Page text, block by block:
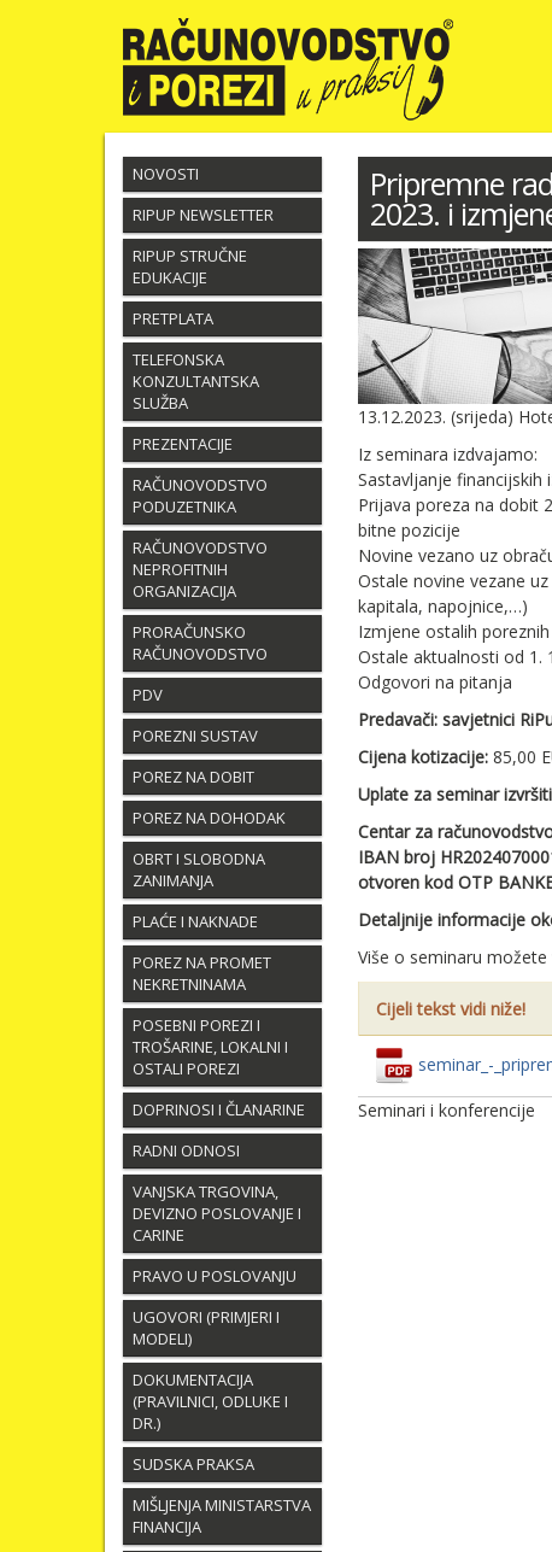
NOVOSTI
RIPUP NEWSLETTER
RIPUP STRUČNE
EDUKACIJE
PRETPLATA
TELEFONSKA
KONZULTANTSKA
SLUŽBA
PREZENTACIJE
RAČUNOVODSTVO
PODUZETNIKA
RAČUNOVODSTVO
NEPROFITNIH
ORGANIZACIJA
PRORAČUNSKO
RAČUNOVODSTVO
PDV
POREZNI SUSTAV
POREZ NA DOBIT
POREZ NA DOHODAK
OBRT I SLOBODNA
ZANIMANJA
PLAĆE I NAKNADE
POREZ NA PROMET
NEKRETNINAMA
POSEBNI POREZI I
TROŠARINE, LOKALNI I
OSTALI POREZI
DOPRINOSI I ČLANARINE
RADNI ODNOSI
VANJSKA TRGOVINA,
DEVIZNO POSLOVANJE I
CARINE
PRAVO U POSLOVANJU
UGOVORI (PRIMJERI I
MODELI)
DOKUMENTACIJA
(PRAVILNICI, ODLUKE I
DR.)
SUDSKA PRAKSA
MIŠLJENJA MINISTARSTVA
FINANCIJA
Pripremne
2023. i
13.12.2023. (srijeda)
Iz seminara izdvajamo:
Sastavljanje financijskih
Prijava poreza na dobit
bitne pozicije
Novine vezano uz
Ostale novine vezane
kapitala, napojnice,…)
Izmjene ostalih
Ostale aktualnosti od 1.
Odgovori na pitanja
Predavači: savjetnici
Cijena kotizacije: 85,00
Uplate za seminar
Centar za
IBAN broj
otvoren kod OTP
Detaljnije informacije
Više o seminaru možete
Cijeli tekst vidi niže!
seminar_-
Seminari i konferencije